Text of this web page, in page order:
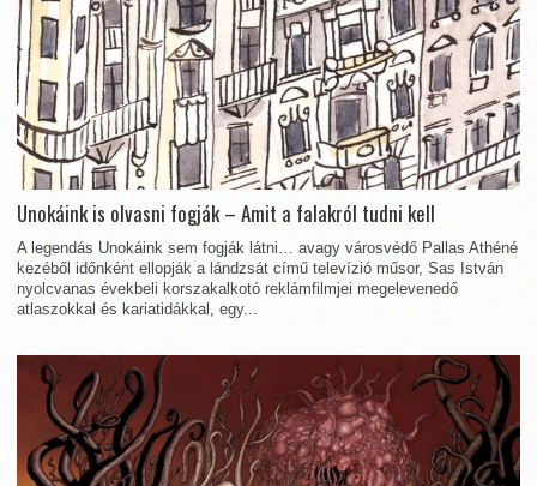
Unokáink is olvasni fogják – Amit a falakról tudni kell
A legendás Unokáink sem fogják látni… avagy városvédő Pallas Athéné
kezéből időnként ellopják a lándzsát című televízió műsor, Sas István
nyolcvanas évekbeli korszakalkotó reklámfilmjei megelevenedő
atlaszokkal és kariatidákkal, egy...